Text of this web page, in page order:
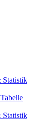
Statistik
Statistik